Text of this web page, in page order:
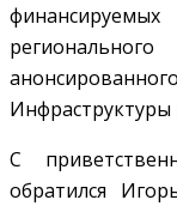
Инфраструктуры
С
обратился